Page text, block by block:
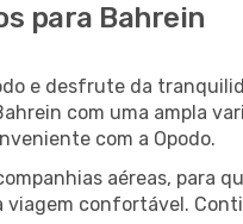
para Bahrein
e desfrute da
com uma ampla
com a Opodo.
aéreas, para
confortável.